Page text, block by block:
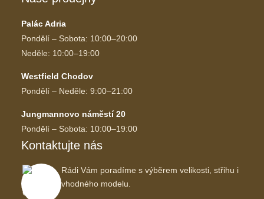
Palác Adria
Pondělí – Sobota: 10:00–20:00
Neděle: 10:00–19:00
Westfield Chodov
Pondělí – Neděle: 9:00–21:00
Jungmannovo náměstí 20
Pondělí – Sobota: 10:00–19:00
Kontaktujte nás
Rádi Vám poradíme s výběrem velikosti, střihu i
vhodného modelu.